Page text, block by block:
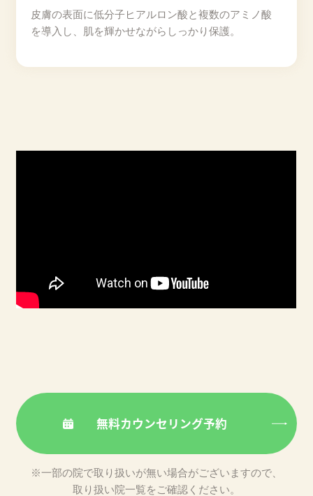
皮膚の表面に低分子ヒアルロン酸と複数のアミノ酸
を導入し、肌を輝かせながらしっかり保護。
無料カウンセリング予約
※一部の院で取り扱いが無い場合がございますので、
取り扱い院一覧をご確認ください。